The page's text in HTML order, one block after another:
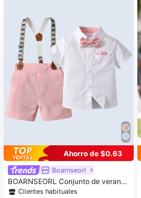
Ahorro de $0.63
Boarnseorl
BOARNSEORL Conjunto de verano
de caballero para niños pequeños:
Clientes habituales